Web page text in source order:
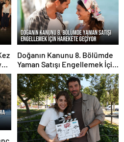
Doğanın Kanunu 8. Bölümde
Yaman Satışı Engellemek İçin
Harekete Geçiyor